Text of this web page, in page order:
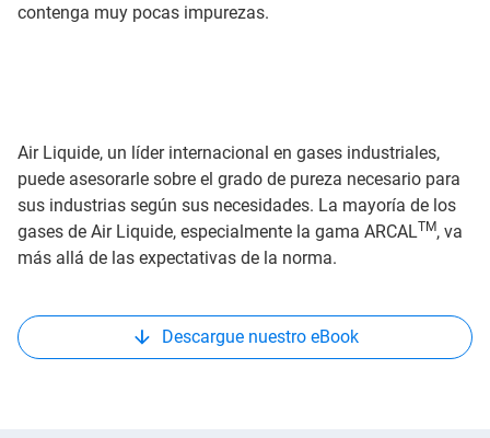
contenga muy pocas impurezas.
Air Liquide, un líder internacional en gases industriales,
puede asesorarle sobre el grado de pureza necesario para
sus industrias según sus necesidades. La mayoría de los
gases de Air Liquide, especialmente la gama ARCALTM, va
más allá de las expectativas de la norma.
Descargue nuestro eBook